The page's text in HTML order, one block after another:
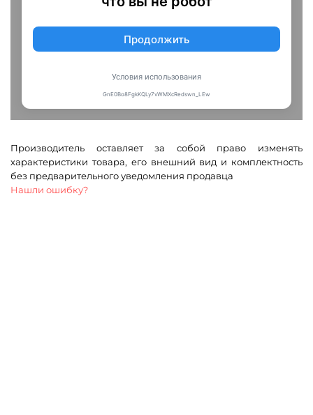
Производитель оставляет за собой право изменять
характеристики товара, его внешний вид и комплектность
без предварительного уведомления продавца
Нашли ошибку?